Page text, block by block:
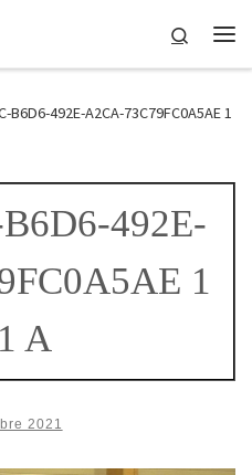
Search
B6D6-492E-A2CA-73C79FC0A5AE 1
492E-
1
A
2021